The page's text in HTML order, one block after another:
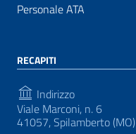
Personale ATA
RECAPITI
Indirizzo
Viale Marconi, n. 6
41057, Spilamberto (MO)